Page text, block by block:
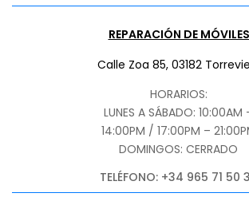
REPARACIÓN DE MÓVILES
Calle Zoa 85, 03182
HORARIOS:
LUNES A SÁBADO: 10:00AM
14:00PM / 17:00PM –
DOMINGOS: CERRADO
TELÉFONO: +34 965 71 50